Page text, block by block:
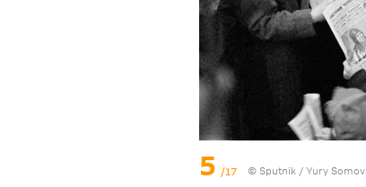
5 /17 © Sputnik / Yury Somov